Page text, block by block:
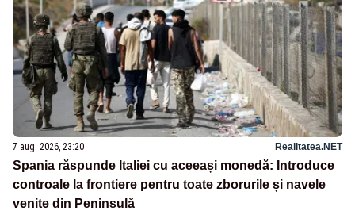
7 aug. 2026, 23:20 Realitatea.NET
Spania răspunde Italiei cu aceeași monedă: Introduce
controale la frontiere pentru toate zborurile și navele
venite din Peninsulă